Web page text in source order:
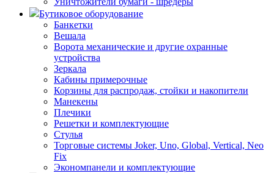
Бутиковое оборудование
Банкетки
Вешала
Ворота механические и другие охранные
устройства
Зеркала
Кабины примерочные
Корзины для распродаж, стойки и накопители
Манекены
Плечики
Решетки и комплектующие
Стулья
Торговые системы Joker, Uno, Global, Vertical, Neo
Fix
Экономпанели и комплектующие